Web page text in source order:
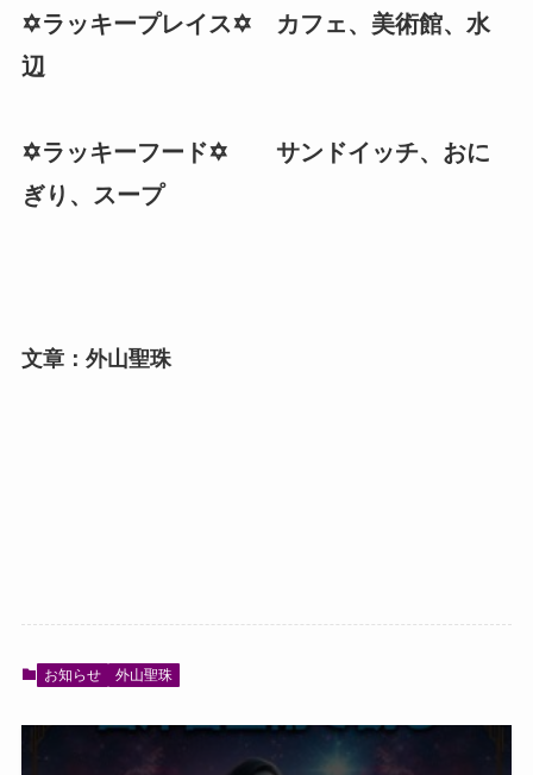
✡️ラッキープレイス✡️ カフェ、美術館、水
辺
✡️ラッキーフード✡️ サンドイッチ、おに
ぎり、スープ
文章：外山聖珠
お知らせ 外山聖珠